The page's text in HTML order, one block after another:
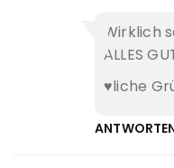
Wirklich
ALLES
♥liche